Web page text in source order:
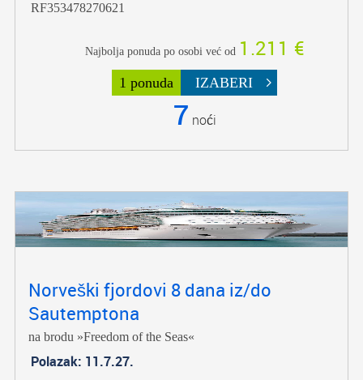
7 noći
RF353478270621
Najbolja ponuda po osobi već od 1.211 €
1 ponuda IZABERI
Norveški fjordovi 8 dana iz/do
Sautemptona
na brodu »Freedom of the Seas«
Polazak: 11.7.27.